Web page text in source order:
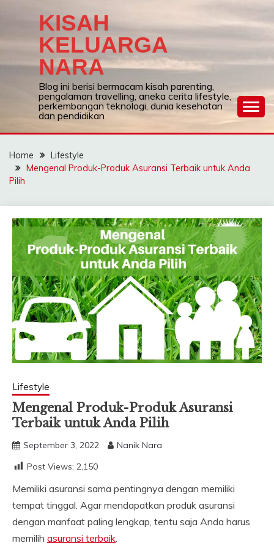
KISAH
KELUARGA
NARA
Blog ini berisi bermacam kisah parenting,
pengalaman travelling, aneka cerita lifestyle,
perkembangan teknologi, dunia kesehatan
dan pendidikan
Home
Lifestyle
Mengenal Produk-Produk Asuransi Terbaik untuk Anda
Pilih
Lifestyle
Mengenal Produk-Produk Asuransi
Terbaik untuk Anda Pilih
September 3, 2022
Nanik Nara
Post Views: 2,150
Memiliki asuransi sama pentingnya dengan memiliki
tempat tinggal. Agar mendapatkan produk asuransi
dengan manfaat paling lengkap, tentu saja Anda harus
memilih asuransi terbaik.